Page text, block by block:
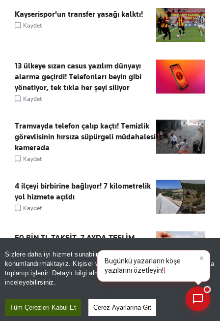
Sizlere daha iyi hizmet sunabilmek adına sitemizde
konumlandırmaktayız. Kişisel verileriniz, KVKK ve GDPR kapsamında
toplanıp işlenir. Detaylı bilgi almak içinAydınlatma Metnimizi
inceleyebilirsiniz.
Tüm Çerezleri Kabul Et Çerez Ayarlarına Git
Kayserispor'un transfer yasağı kalktı!
Kaydet
13 ülkeye sızan casus yazılım dünyayı
alarma geçirdi! Telefonları beyin gibi
yönetiyor, tek tıkla her şeyi siliyor
Kaydet
Tramvayda telefon çalıp kaçtı! Temizlik
görevlisinin hırsıza süpürgeli müdahalesi
kamerada
Kaydet
4 ilçeyi birbirine bağlıyor! 7 kilometrelik
yol hizmete açıldı
Kaydet
50 BİN TL TAKSİT, 7 AYDA TESLİM
Bugünkü yazarların köşe yazı